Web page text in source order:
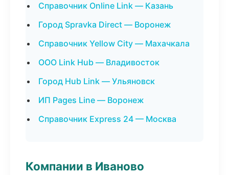
Справочник Online Link — Казань
Город Spravka Direct — Воронеж
Справочник Yellow City — Махачкала
ООО Link Hub — Владивосток
Город Hub Link — Ульяновск
ИП Pages Line — Воронеж
Справочник Express 24 — Москва
Компании в Иваново